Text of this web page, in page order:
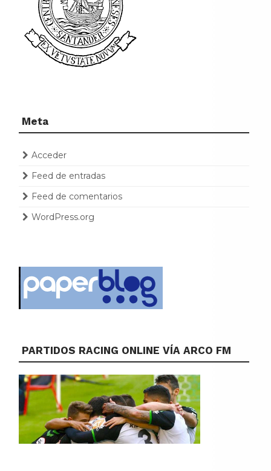
Meta
Acceder
Feed de entradas
Feed de comentarios
WordPress.org
PARTIDOS RACING ONLINE VÍA ARCO FM